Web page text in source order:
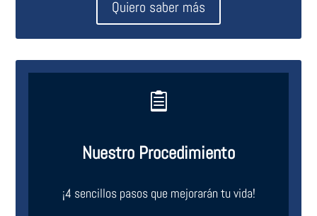
Quiero saber más

Nuestro Procedimiento
¡4 sencillos pasos que mejorarán tu vida!